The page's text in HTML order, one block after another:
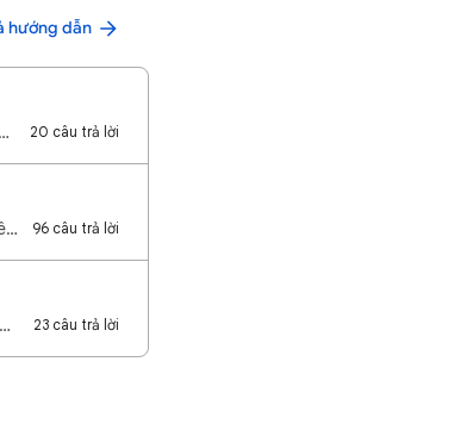
hướng dẫn
Chào mọi người, Dưới đây là hướng dẫn lấy lại mật khẩu tài khoản Google khi bạn không nhớ mật khẩu c… 20 câu trả lời
Khi phải sử dụng biểu mẫu khôi phục tài khoản, điều không mong muốn nhất đó là bị hack. Tuy nhiên nế… 96 câu trả lời
Khi Gmail hoặc tài khoản Google bị báo đầy, nếu muốn giải phóng dung lượng bạn có thể tham khảo bài … 23 câu trả lời